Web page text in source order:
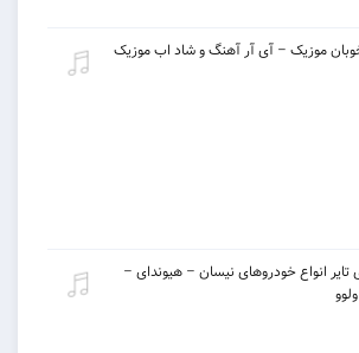
موزیک – آی آر آهنگ و شاد اب موزیک
تایر انواع خودروهای نیسان – هیوندای –